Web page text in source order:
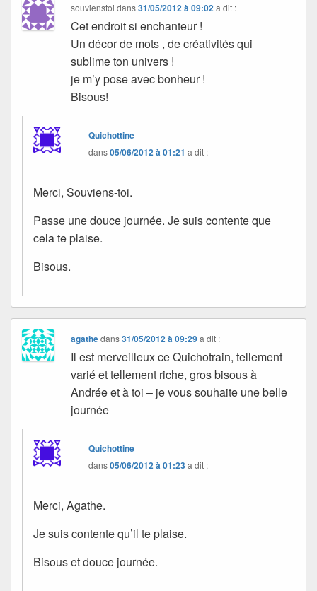
souvienstoi dans31/05/2012 à 09:02 a dit :
Cet endroit si enchanteur !
Un décor de mots , de créativités qui
sublime ton univers !
je m’y pose avec bonheur !
Bisous!
Quichottine
dans05/06/2012 à 01:21 a dit :
Merci, Souviens-toi.
Passe une douce journée. Je suis contente que
cela te plaise.
Bisous.
agathedans31/05/2012 à 09:29 a dit :
Il est merveilleux ce Quichotrain, tellement
varié et tellement riche, gros bisous à
Andrée et à toi – je vous souhaite une belle
journée
Quichottine
dans05/06/2012 à 01:23a dit :
Merci, Agathe.
Je suis contente qu’il te plaise.
Bisous et douce journée.